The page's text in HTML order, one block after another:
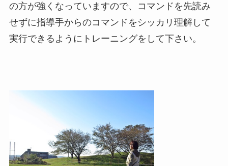
の方が強くなっていますので、コマンドを先読み
せずに指導手からのコマンドをシッカリ理解して
実行できるようにトレーニングをして下さい。